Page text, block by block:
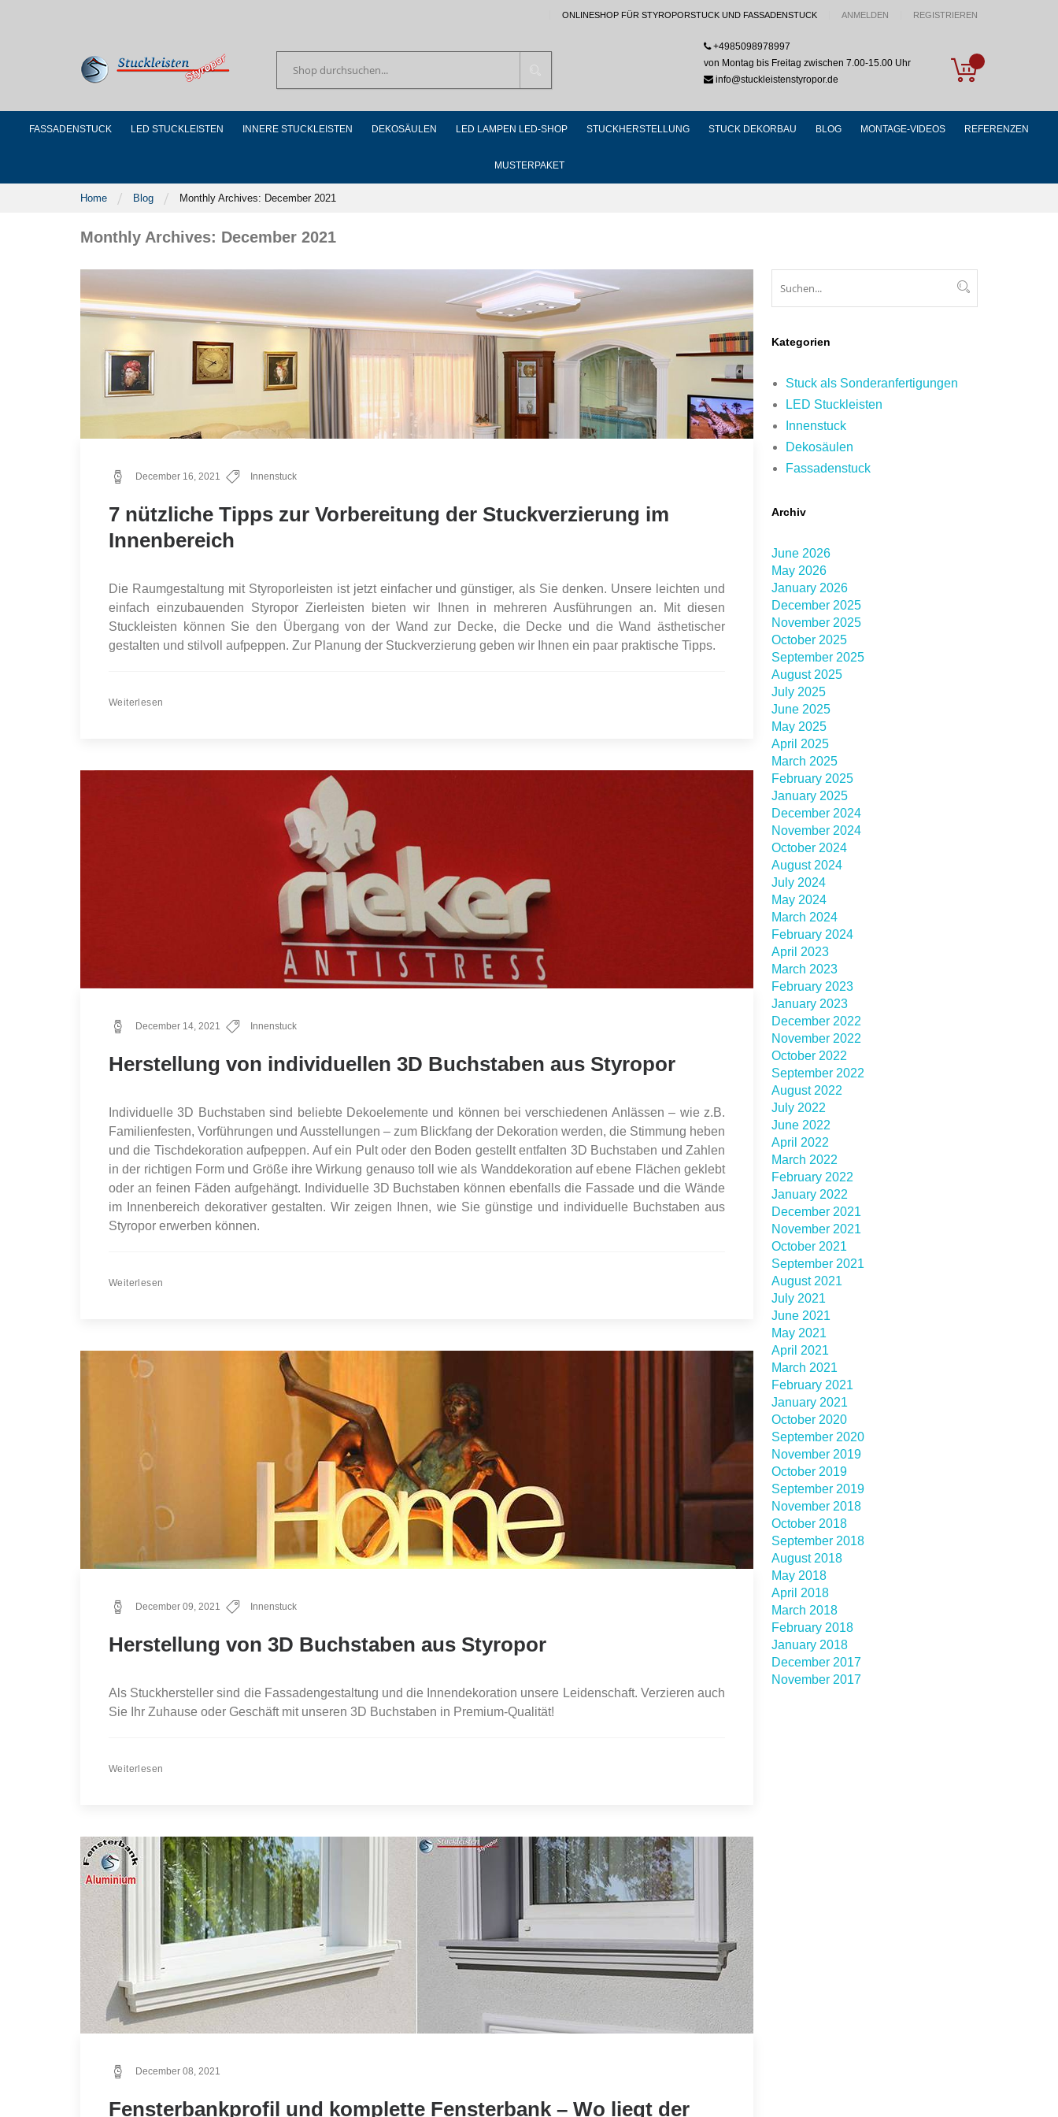
ONLINESHOP FÜR STYROPORSTUCK UND FASSADENSTUCK ANMELDEN REGISTRIEREN
My Cart
Suchen
+4985098978997
von Montag bis Freitag zwischen 7.00-15.00 Uhr
info@stuckleistenstyropor.de
FASSADENSTUCK LED STUCKLEISTEN INNERE STUCKLEISTEN DEKOSÄULEN LED LAMPEN LED-SHOP STUCKHERSTELLUNG STUCK DEKORBAU BLOG MONTAGE-VIDEOS REFERENZEN
MUSTERPAKET
Home Blog Monthly Archives: December 2021
Monthly Archives: December 2021
December 16, 2021 Innenstuck
7 nützliche Tipps zur Vorbereitung der Stuckverzierung im
Innenbereich
Die Raumgestaltung mit Styroporleisten ist jetzt einfacher und günstiger, als Sie denken. Unsere leichten und
einfach einzubauenden Styropor Zierleisten bieten wir Ihnen in mehreren Ausführungen an. Mit diesen
Stuckleisten können Sie den Übergang von der Wand zur Decke, die Decke und die Wand ästhetischer
gestalten und stilvoll aufpeppen. Zur Planung der Stuckverzierung geben wir Ihnen ein paar praktische Tipps.
Weiterlesen
December 14, 2021 Innenstuck
Herstellung von individuellen 3D Buchstaben aus Styropor
Individuelle 3D Buchstaben sind beliebte Dekoelemente und können bei verschiedenen Anlässen – wie z.B.
Familienfesten, Vorführungen und Ausstellungen – zum Blickfang der Dekoration werden, die Stimmung heben
und die Tischdekoration aufpeppen. Auf ein Pult oder den Boden gestellt entfalten 3D Buchstaben und Zahlen
in der richtigen Form und Größe ihre Wirkung genauso toll wie als Wanddekoration auf ebene Flächen geklebt
oder an feinen Fäden aufgehängt. Individuelle 3D Buchstaben können ebenfalls die Fassade und die Wände
im Innenbereich dekorativer gestalten. Wir zeigen Ihnen, wie Sie günstige und individuelle Buchstaben aus
Styropor erwerben können.
Weiterlesen
December 09, 2021 Innenstuck
Herstellung von 3D Buchstaben aus Styropor
Als Stuckhersteller sind die Fassadengestaltung und die Innendekoration unsere Leidenschaft. Verzieren auch
Sie Ihr Zuhause oder Geschäft mit unseren 3D Buchstaben in Premium-Qualität!
Weiterlesen
December 08, 2021
Fensterbankprofil und komplette Fensterbank – Wo liegt der
Kategorien
Stuck als Sonderanfertigungen
LED Stuckleisten
Innenstuck
Dekosäulen
Fassadenstuck
Archiv
June 2026
May 2026
January 2026
December 2025
November 2025
October 2025
September 2025
August 2025
July 2025
June 2025
May 2025
April 2025
March 2025
February 2025
January 2025
December 2024
November 2024
October 2024
August 2024
July 2024
May 2024
March 2024
February 2024
April 2023
March 2023
February 2023
January 2023
December 2022
November 2022
October 2022
September 2022
August 2022
July 2022
June 2022
April 2022
March 2022
February 2022
January 2022
December 2021
November 2021
October 2021
September 2021
August 2021
July 2021
June 2021
May 2021
April 2021
March 2021
February 2021
January 2021
October 2020
September 2020
November 2019
October 2019
September 2019
November 2018
October 2018
September 2018
August 2018
May 2018
April 2018
March 2018
February 2018
January 2018
December 2017
November 2017